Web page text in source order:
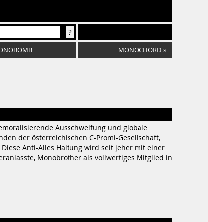
MONOCHORD »
Ausschweifung und globale
der österreichischen C-Promi-Gesellschaft,
Anti-Alles Haltung wird seit jeher mit einer
Monobrother als vollwertiges Mitglied in